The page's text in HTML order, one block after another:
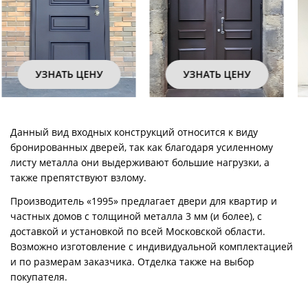
УЗНАТЬ ЦЕНУ УЗНАТЬ ЦЕНУ
Данный вид входных конструкций относится к виду
бронированных дверей, так как благодаря усиленному
листу металла они выдерживают большие нагрузки, а
также препятствуют взлому.
Производитель «1995» предлагает двери для квартир и
частных домов с толщиной металла 3 мм (и более), с
доставкой и установкой по всей Московской области.
Возможно изготовление с индивидуальной комплектацией
и по размерам заказчика. Отделка также на выбор
покупателя.